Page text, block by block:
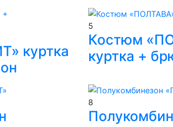
куртка
5
Костюм
куртка +
8